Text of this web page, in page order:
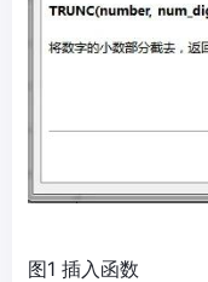
图1 插入函数